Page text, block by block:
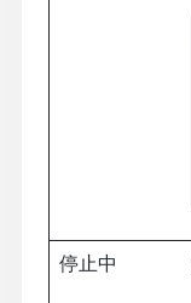
停止中